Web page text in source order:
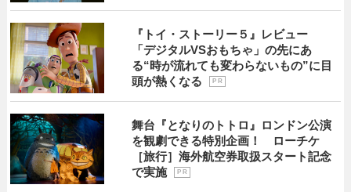
『トイ・ストーリー５』レビュー
「デジタルVSおもちゃ」の先にあ
る“時が流れても変わらないもの”に目
頭が熱くなる
P R
舞台『となりのトトロ』ロンドン公演
を観劇できる特別企画！ ローチケ
［旅行］海外航空券取扱スタート記念
で実施
P R